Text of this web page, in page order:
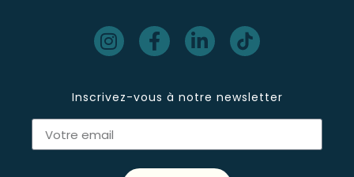
Inscrivez-vous à notre newsletter